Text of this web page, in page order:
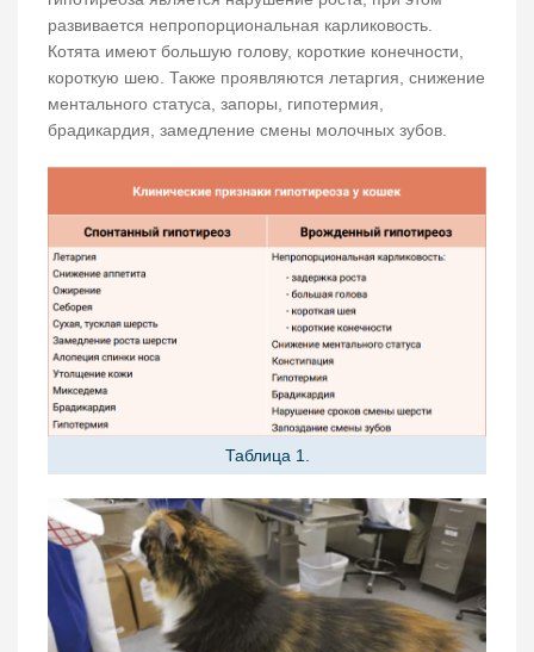
развивается непропорциональная карликовость.
Котята имеют большую голову, короткие конечности,
короткую шею. Также проявляются летаргия, снижение
ментального статуса, запоры, гипотермия,
брадикардия, замедление смены молочных зубов.
Таблица 1.